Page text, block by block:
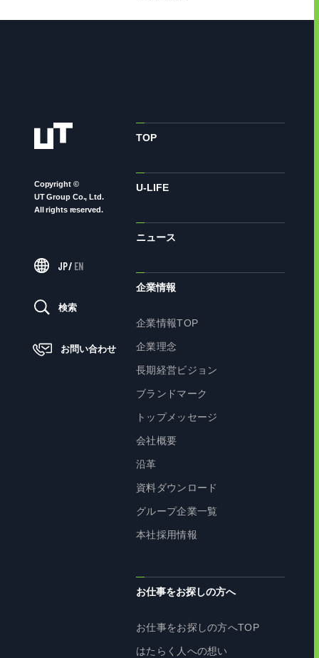
Copyright ©
UT Group Co., Ltd.
All rights reserved.
JP/ EN
検索
お問い合わせ
TOP
U-LIFE
ニュース
企業情報
企業情報TOP
企業理念
長期経営ビジョン
ブランドマーク
トップメッセージ
会社概要
沿革
資料ダウンロード
グループ企業一覧
本社採用情報
お仕事をお探しの方へ
お仕事をお探しの方へTOP
はたらく人への想い